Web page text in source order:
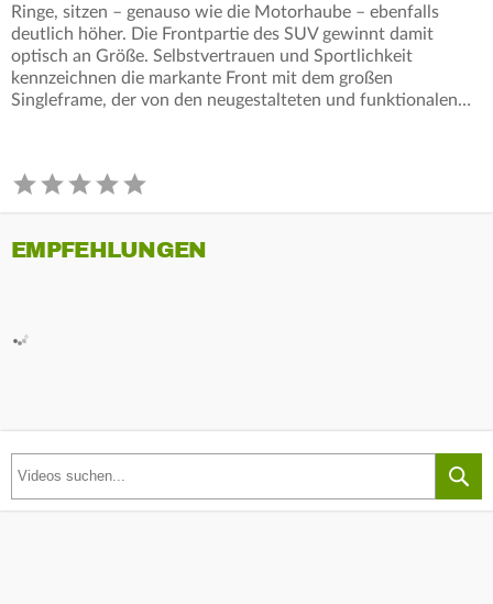
Ringe, sitzen – genauso wie die Motorhaube – ebenfalls
deutlich höher. Die Frontpartie des SUV gewinnt damit
optisch an Größe. Selbstvertrauen und Sportlichkeit
kennzeichnen die markante Front mit dem großen
Singleframe, der von den neugestalteten und funktionalen…
EMPFEHLUNGEN